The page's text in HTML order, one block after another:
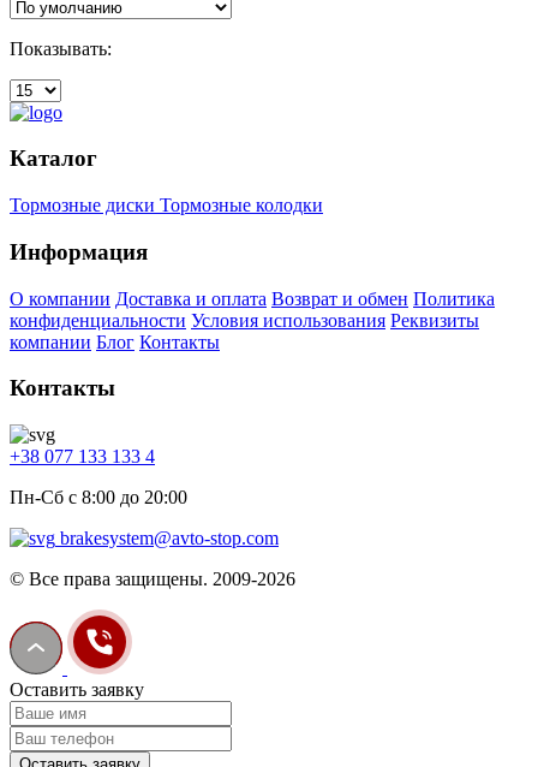
Показывать:
Каталог
Тормозные диски Тормозные колодки
Информация
О компании Доставка и оплата Возврат и обмен Политика
конфиденциальности Условия использования Реквизиты
компании Блог Контакты
Контакты
+38 077 133 133 4
Пн-Сб с 8:00 до 20:00
brakesystem@avto-stop.com
© Все права защищены. 2009-2026
Оставить заявку